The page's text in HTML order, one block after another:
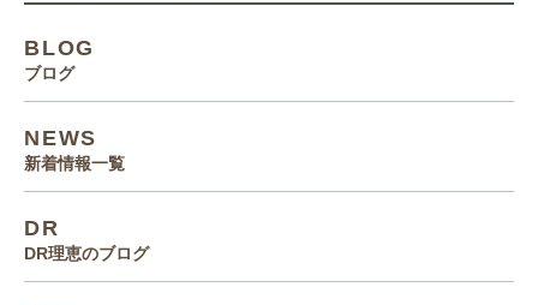
BLOG
ブログ
NEWS
新着情報一覧
DR
DR理恵のブログ